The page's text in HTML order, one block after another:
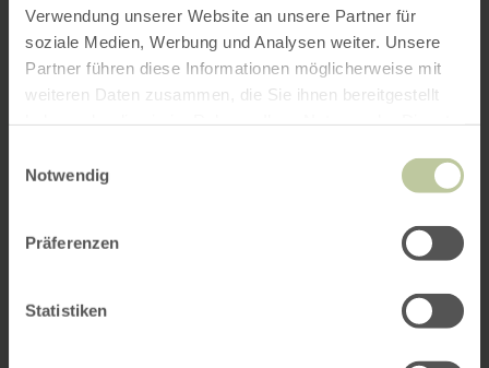
Verwendung unserer Website an unsere Partner für
soziale Medien, Werbung und Analysen weiter. Unsere
Partner führen diese Informationen möglicherweise mit
weiteren Daten zusammen, die Sie ihnen bereitgestellt
Notwendig
Präferenzen
Statistiken